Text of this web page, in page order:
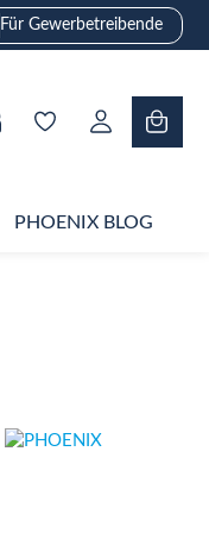
Für Gewerbetreibende
PHOENIX BLOG